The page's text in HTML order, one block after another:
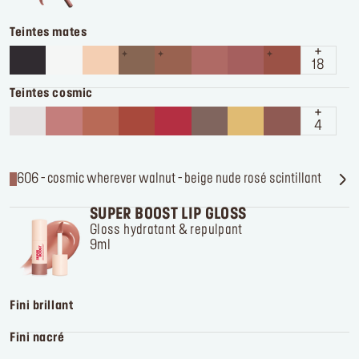
Teintes mates
18
Teintes cosmic
4
606 - cosmic wherever walnut - beige nude rosé scintillant
SUPER BOOST LIP GLOSS
Gloss hydratant & repulpant
9ml
Fini brillant
Fini nacré